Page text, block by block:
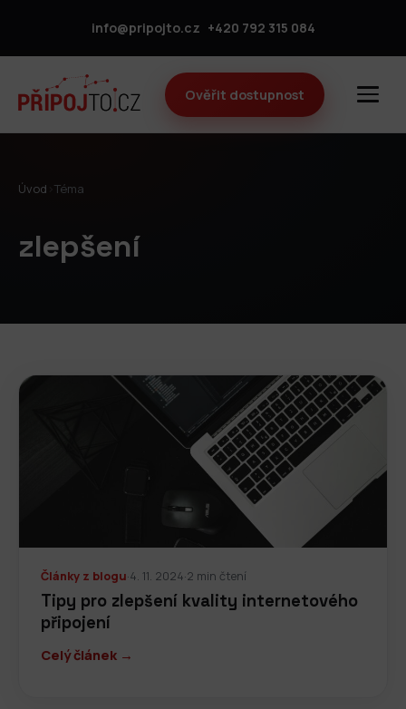
info@pripojto.cz +420 792 315 084
Ověřit dostupnost
Úvod Téma
zlepšení
Články z blogu·4. 11. 2024·2 min čtení
Tipy pro zlepšení kvality internetového
připojení
Celý článek →